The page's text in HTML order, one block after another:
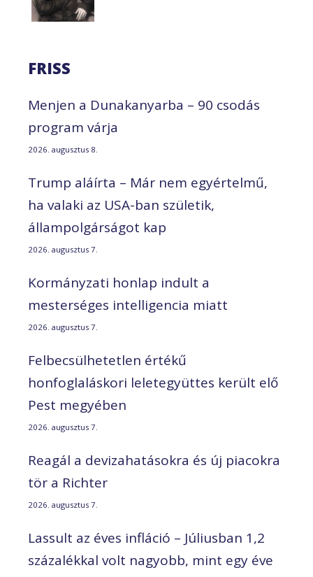
FRISS
Menjen a Dunakanyarba – 90 csodás
program várja
2026. augusztus 8.
Trump aláírta – Már nem egyértelmű,
ha valaki az USA-ban születik,
állampolgárságot kap
2026. augusztus 7.
Kormányzati honlap indult a
mesterséges intelligencia miatt
2026. augusztus 7.
Felbecsülhetetlen értékű
honfoglaláskori leletegyüttes került elő
Pest megyében
2026. augusztus 7.
Reagál a devizahatásokra és új piacokra
tör a Richter
2026. augusztus 7.
Lassult az éves infláció – Júliusban 1,2
százalékkal volt nagyobb, mint egy éve